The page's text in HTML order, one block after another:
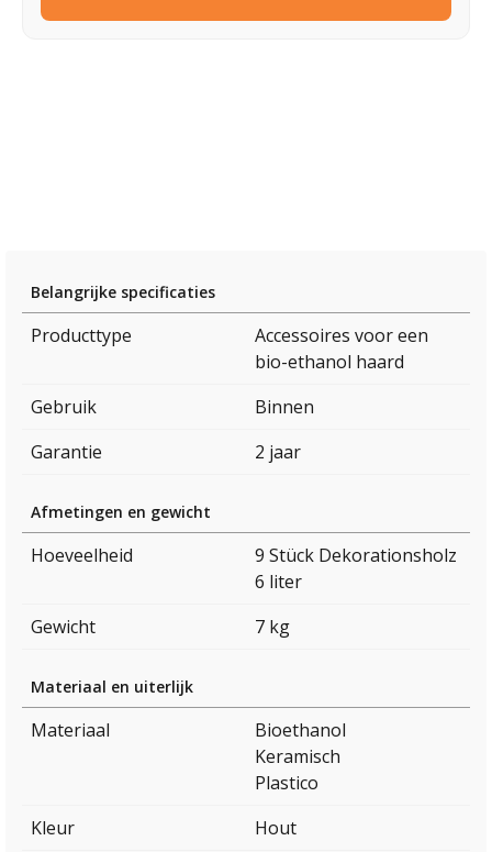
Belangrijke specificaties
Producttype
Accessoires voor een
bio-ethanol haard
Gebruik
Binnen
Garantie
2 jaar
Afmetingen en gewicht
Hoeveelheid
9 Stück Dekorationsholz
6 liter
Gewicht
7 kg
Materiaal en uiterlijk
Materiaal
Bioethanol
Keramisch
Plastico
Kleur
Hout